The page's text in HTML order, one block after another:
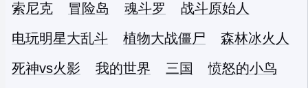
索尼克
冒险岛 魂斗罗
战斗原始人
电玩明星大乱斗
植物大战僵尸
森林冰火人
死神vs火影
我的世界 三国
愤怒的小鸟